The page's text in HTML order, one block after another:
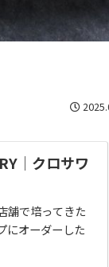
クロサワ
舗で培ってきた
にオーダーした